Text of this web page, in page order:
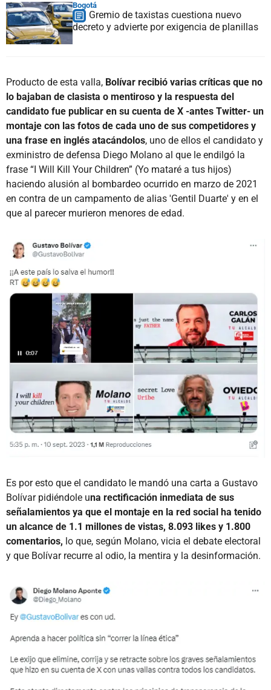
Bogotá
Gremio de taxistas cuestiona nuevo
decreto y advierte por exigencia de planillas
Producto de esta valla, Bolívar recibió varias críticas que no
lo bajaban de clasista o mentiroso y la respuesta del
candidato fue publicar en su cuenta de X -antes Twitter- un
montaje con las fotos de cada uno de sus competidores y
una frase en inglés atacándolos, uno de ellos el candidato y
exministro de defensa Diego Molano al que le endilgó la
frase “I Will Kill Your Children” (Yo mataré a tus hijos)
haciendo alusión al bombardeo ocurrido en marzo de 2021
en contra de un campamento de alias 'Gentil Duarte' y en el
que al parecer murieron menores de edad.
Es por esto que el candidato le mandó una carta a Gustavo
Bolívar pidiéndole una rectificación inmediata de sus
señalamientos ya que el montaje en la red social ha tenido
un alcance de 1.1 millones de vistas, 8.093 likes y 1.800
comentarios, lo que, según Molano, vicia el debate electoral
y que Bolívar recurre al odio, la mentira y la desinformación.